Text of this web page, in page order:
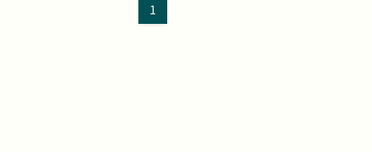
1